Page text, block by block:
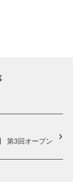
第3回オープン